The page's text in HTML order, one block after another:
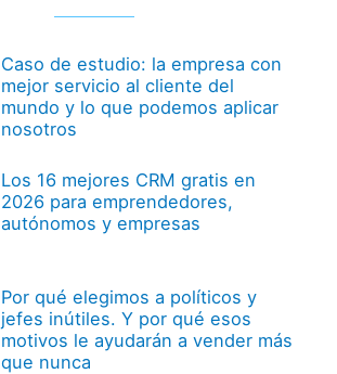
Caso de estudio: la empresa con
mejor servicio al cliente del
mundo y lo que podemos aplicar
nosotros
Los 16 mejores CRM gratis en
2026 para emprendedores,
autónomos y empresas
Por qué elegimos a políticos y
jefes inútiles. Y por qué esos
motivos le ayudarán a vender más
que nunca